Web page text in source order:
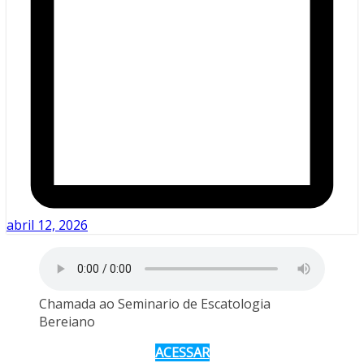
abril 12, 2026
Chamada ao Seminario de Escatologia
Bereiano
ACESSAR